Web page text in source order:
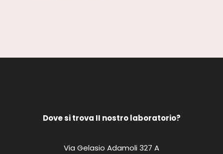
Dove si trova II nostro laboratorio?
Via Gelasio Adamoli 327 A